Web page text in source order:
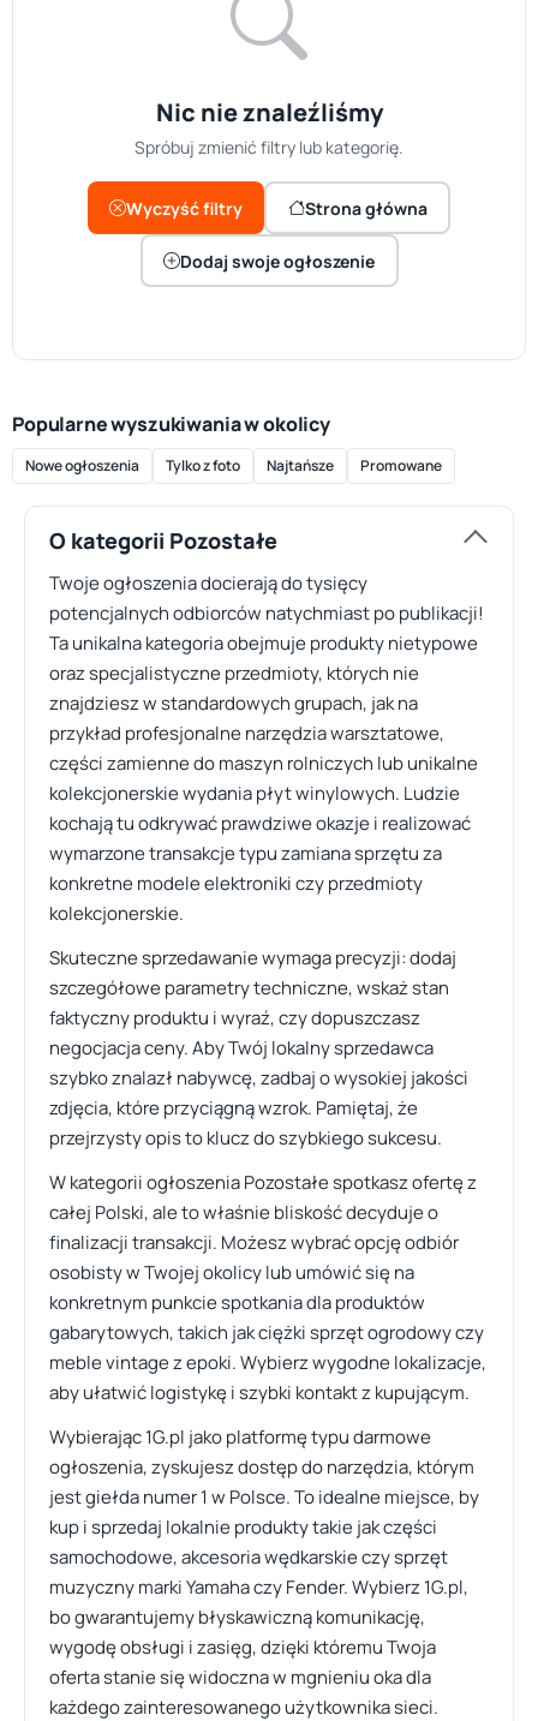
Nic nie znaleźliśmy
Spróbuj zmienić filtry lub kategorię.
Wyczyść filtry Strona główna
Dodaj swoje ogłoszenie
Popularne wyszukiwania w okolicy
Nowe ogłoszenia Tylko z foto Najtańsze Promowane
O kategorii Pozostałe
Twoje ogłoszenia docierają do tysięcy
potencjalnych odbiorców natychmiast po publikacji!
Ta unikalna kategoria obejmuje produkty nietypowe
oraz specjalistyczne przedmioty, których nie
znajdziesz w standardowych grupach, jak na
przykład profesjonalne narzędzia warsztatowe,
części zamienne do maszyn rolniczych lub unikalne
kolekcjonerskie wydania płyt winylowych. Ludzie
kochają tu odkrywać prawdziwe okazje i realizować
wymarzone transakcje typu zamiana sprzętu za
konkretne modele elektroniki czy przedmioty
kolekcjonerskie.
Skuteczne sprzedawanie wymaga precyzji: dodaj
szczegółowe parametry techniczne, wskaż stan
faktyczny produktu i wyraź, czy dopuszczasz
negocjacja ceny. Aby Twój lokalny sprzedawca
szybko znalazł nabywcę, zadbaj o wysokiej jakości
zdjęcia, które przyciągną wzrok. Pamiętaj, że
przejrzysty opis to klucz do szybkiego sukcesu.
W kategorii ogłoszenia Pozostałe spotkasz ofertę z
całej Polski, ale to właśnie bliskość decyduje o
finalizacji transakcji. Możesz wybrać opcję odbiór
osobisty w Twojej okolicy lub umówić się na
konkretnym punkcie spotkania dla produktów
gabarytowych, takich jak ciężki sprzęt ogrodowy czy
meble vintage z epoki. Wybierz wygodne lokalizacje,
aby ułatwić logistykę i szybki kontakt z kupującym.
Wybierając 1G.pl jako platformę typu darmowe
ogłoszenia, zyskujesz dostęp do narzędzia, którym
jest giełda numer 1 w Polsce. To idealne miejsce, by
kup i sprzedaj lokalnie produkty takie jak części
samochodowe, akcesoria wędkarskie czy sprzęt
muzyczny marki Yamaha czy Fender. Wybierz 1G.pl,
bo gwarantujemy błyskawiczną komunikację,
wygodę obsługi i zasięg, dzięki któremu Twoja
oferta stanie się widoczna w mgnieniu oka dla
każdego zainteresowanego użytkownika sieci.